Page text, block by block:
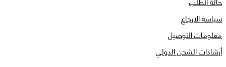
سياسة الارجاع
معلومات التوصيل
أرشادات الشحن الدولي